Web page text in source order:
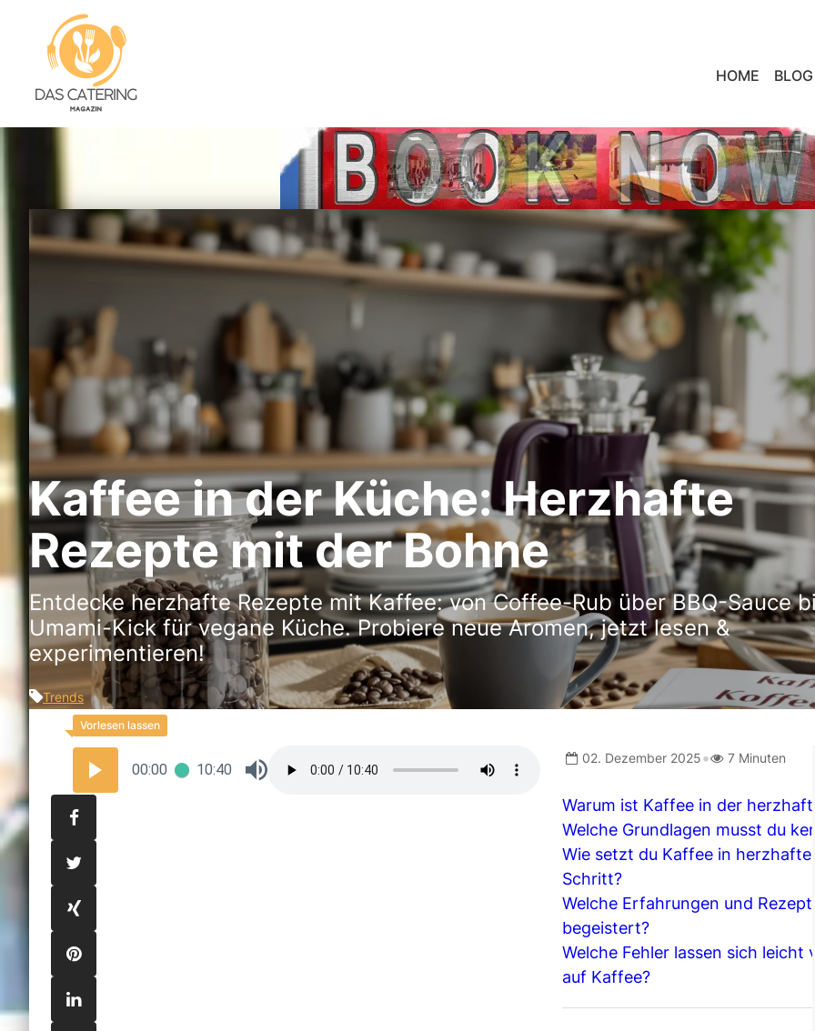
HOME BLOG
Kaffee in der Küche: Herzhafte
Rezepte mit der Bohne
Entdecke herzhafte Rezepte mit Kaffee: von Coffee-Rub über BBQ-Sauce
Umami-Kick für vegane Küche. Probiere neue Aromen, jetzt lesen &
experimentieren!
Trends
00:00 10:40
02. Dezember 2025• 7 Minuten
Warum ist Kaffee in der
Welche Grundlagen musst du
Wie setzt du Kaffee in
Schritt?
Welche Erfahrungen und
begeistert?
Welche Fehler lassen sich
auf Kaffee?